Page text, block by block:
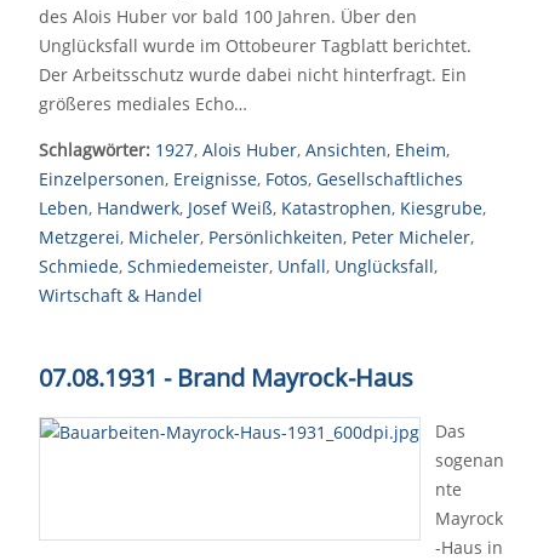
des Alois Huber vor bald 100 Jahren. Über den
Unglücksfall wurde im Ottobeurer Tagblatt berichtet.
Der Arbeitsschutz wurde dabei nicht hinterfragt. Ein
größeres mediales Echo…
Schlagwörter: 1927, Alois Huber, Ansichten, Eheim,
Einzelpersonen, Ereignisse, Fotos, Gesellschaftliches
Leben, Handwerk, Josef Weiß, Katastrophen, Kiesgrube,
Metzgerei, Micheler, Persönlichkeiten, Peter Micheler,
Schmiede, Schmiedemeister, Unfall, Unglücksfall,
Wirtschaft & Handel
07.08.1931 - Brand Mayrock-Haus
Das
sogenan
nte
Mayrock
-Haus in